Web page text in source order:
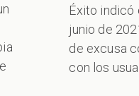
Éxito indicó
junio de
de excusa
con los